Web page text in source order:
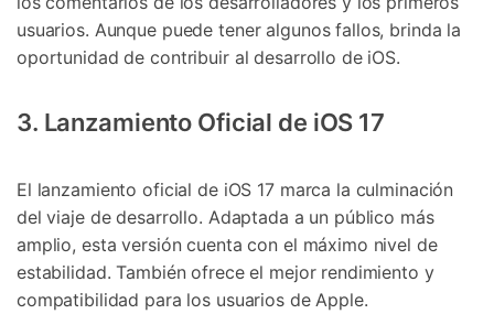
usuarios. Aunque puede tener algunos fallos, brinda la
oportunidad de contribuir al desarrollo de iOS.
3. Lanzamiento Oficial de iOS 17
El lanzamiento oficial de iOS 17 marca la culminación
del viaje de desarrollo. Adaptada a un público más
amplio, esta versión cuenta con el máximo nivel de
estabilidad. También ofrece el mejor rendimiento y
compatibilidad para los usuarios de Apple.